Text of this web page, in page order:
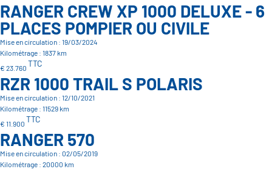
RANGER CREW XP 1000 DELUXE - 6
PLACES POMPIER OU CIVILE
Mise en circulation : 19/03/2024
Kilométrage : 1837 km
€ 23.760 TTC
RZR 1000 TRAIL S POLARIS
Mise en circulation : 12/10/2021
Kilométrage : 11529 km
€ 11.900 TTC
RANGER 570
Mise en circulation : 02/05/2019
Kilométrage : 20000 km